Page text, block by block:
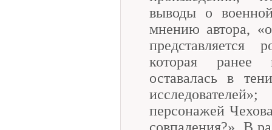
выводы о
мнению автора,
представляется
которая ранее
оставалась в
персонажей
совпадения?» В